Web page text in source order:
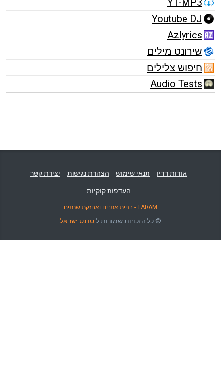
YT-MP3
Youtube DJ
Azlyrics
שירונט מילים
חיפוש צלילים
Audio Tests
אודות רדיו תנאי שימוש הצהרת נגישות יצירת קשר
העדפות קוקיות
TADAM - בניית אתרים ואחזקת שרתים
© כל הזכויות שמורות לטו נט ישראל